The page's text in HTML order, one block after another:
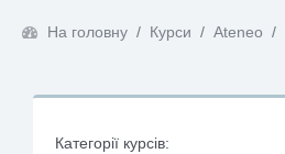
На головну Курси Ateneo
Категорії курсів: